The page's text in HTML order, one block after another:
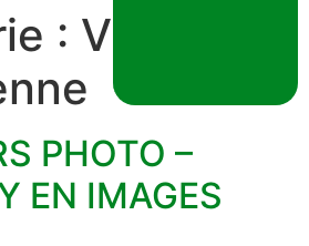
: Vie
PHOTO –
EN IMAGES